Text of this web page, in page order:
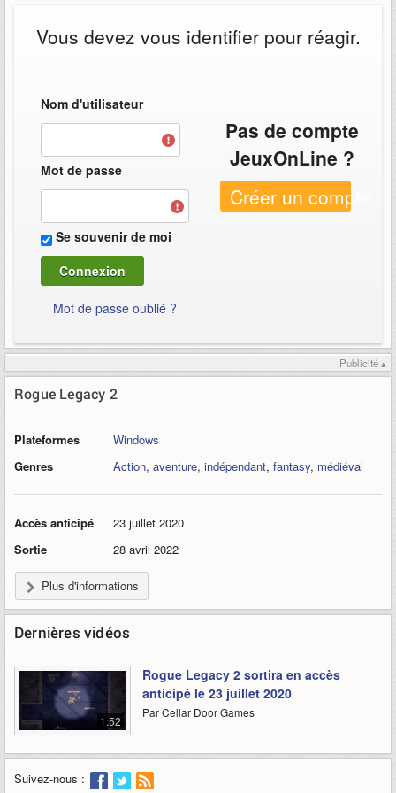
Vous devez vous identifier pour réagir.
Nom d'utilisateur
Mot de passe
Se souvenir de moi
Mot de passe oublié ?
Pas de compte
JeuxOnLine ?
Créer un compte
Publicité ▴
Rogue Legacy 2
Plateformes
Windows
Genres
Action, aventure, indépendant, fantasy, médiéval
Accès anticipé
23 juillet 2020
Sortie
28 avril 2022
Plus d'informations
Dernières vidéos
1:52
Rogue Legacy 2 sortira en accès
anticipé le 23 juillet 2020
Par Cellar Door Games
Suivez-nous :